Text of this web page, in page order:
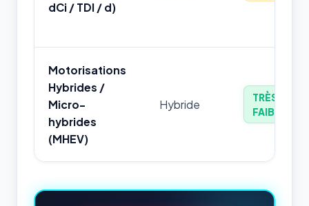
dCi / TDI / d)
Motorisations
Hybrides /
Micro-
hybrides
(MHEV)
Hybride
TRÈS
FAIBLE